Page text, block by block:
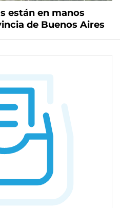
están en manos
de Buenos Aires